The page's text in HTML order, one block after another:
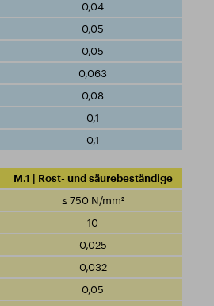
0,04
0,05
0,05
0,063
0,08
0,1
0,1
M.1 | Rost- und säurebeständige
≤ 750 N/mm²
10
0,025
0,032
0,05